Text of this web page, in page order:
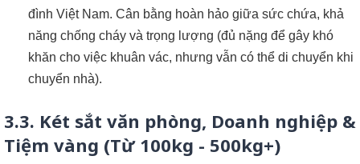
đình Việt Nam. Cân bằng hoàn hảo giữa sức chứa, khả
năng chống cháy và trọng lượng (đủ nặng để gây khó
khăn cho việc khuân vác, nhưng vẫn có thể di chuyển khi
chuyển nhà).
3.3. Két sắt văn phòng, Doanh nghiệp &
Tiệm vàng (Từ 100kg - 500kg+)